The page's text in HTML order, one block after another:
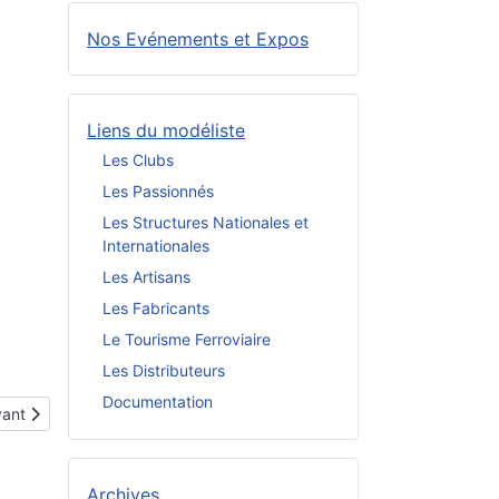
suivant : L'AMOFER à Maizières les Metz
Nos Evénements et Expos
Liens du modéliste
Les Clubs
Les Passionnés
Les Structures Nationales et
Internationales
Les Artisans
Les Fabricants
Le Tourisme Ferroviaire
Les Distributeurs
Documentation